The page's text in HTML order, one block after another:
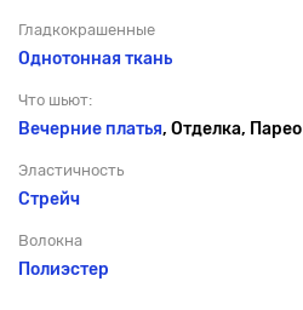
Гладкокрашенные
Однотонная ткань
Что шьют:
Вечерние платья, Отделка, Парео
Эластичность
Стрейч
Волокна
Полиэстер